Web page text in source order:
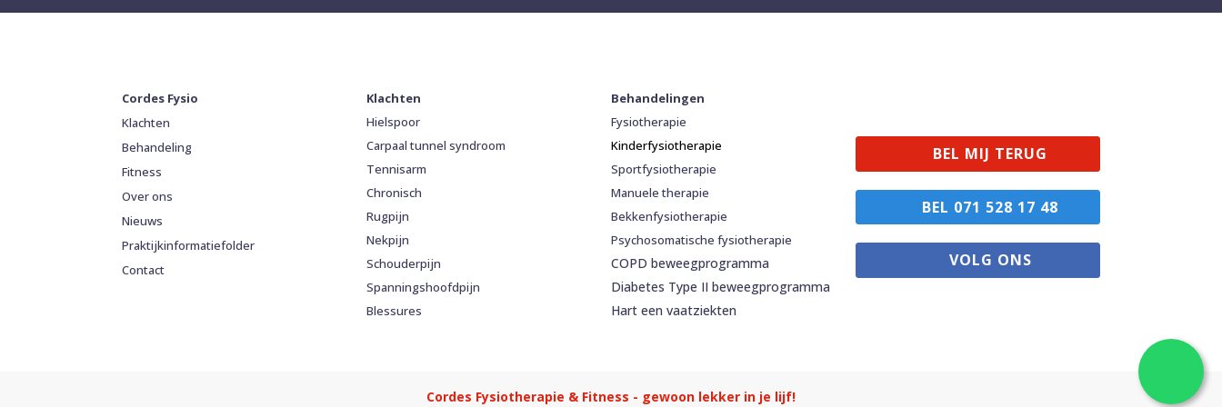
Cordes Fysio
Klachten
Behandeling
Fitness
Over ons
Nieuws
Praktijkinformatiefolder
Contact
Klachten
Hielspoor
Carpaal tunnel syndroom
Tennisarm
Chronisch
Rugpijn
Nekpijn
Schouderpijn
Spanningshoofdpijn
Blessures
Behandelingen
Fysiotherapie
Kinderfysiotherapie
Sportfysiotherapie
Manuele therapie
Bekkenfysiotherapie
Psychosomatische fysiotherapie
COPD beweegprogramma
Diabetes Type II beweegprogramma
Hart een vaatziekten
BEL MIJ TERUG
BEL 071 528 17 48
VOLG ONS
Cordes Fysiotherapie & Fitness - gewoon lekker in je lijf!